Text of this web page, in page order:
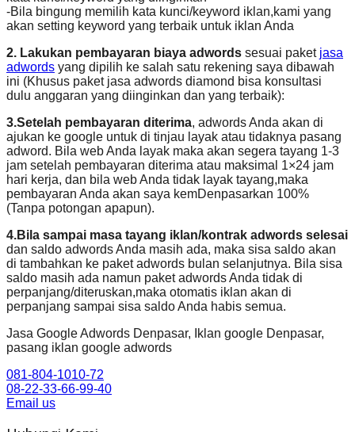
-Bila bingung memilih kata kunci/keyword iklan,kami yang
akan setting keyword yang terbaik untuk iklan Anda
2. Lakukan pembayaran biaya adwords sesuai paket jasa
adwords yang dipilih ke salah satu rekening saya dibawah
ini (Khusus paket jasa adwords diamond bisa konsultasi
dulu anggaran yang diinginkan dan yang terbaik):
3.Setelah pembayaran diterima, adwords Anda akan di
ajukan ke google untuk di tinjau layak atau tidaknya pasang
adword. Bila web Anda layak maka akan segera tayang 1-3
jam setelah pembayaran diterima atau maksimal 1×24 jam
hari kerja, dan bila web Anda tidak layak tayang,maka
pembayaran Anda akan saya kemDenpasarkan 100%
(Tanpa potongan apapun).
4.Bila sampai masa tayang iklan/kontrak adwords selesai
dan saldo adwords Anda masih ada, maka sisa saldo akan
di tambahkan ke paket adwords bulan selanjutnya. Bila sisa
saldo masih ada namun paket adwords Anda tidak di
perpanjang/diteruskan,maka otomatis iklan akan di
perpanjang sampai sisa saldo Anda habis semua.
Jasa Google Adwords Denpasar, Iklan google Denpasar,
pasang iklan google adwords
081-804-1010-72
08-22-33-66-99-40
Email us